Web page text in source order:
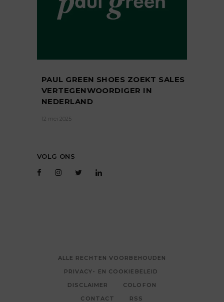
PAUL GREEN SHOES ZOEKT SALES
VERTEGENWOORDIGER IN
NEDERLAND
12 mei 2025
VOLG ONS
ALLE RECHTEN VOORBEHOUDEN
PRIVACY- EN COOKIEBELEID
DISCLAIMER
COLOFON
CONTACT
RSS